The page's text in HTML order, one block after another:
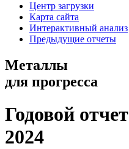
Центр загрузки
Карта сайта
Интерактивный анализ
Предыдущие отчеты
Металлы
для прогресса
Годовой отчет
2024